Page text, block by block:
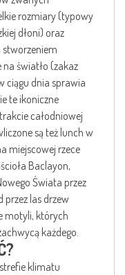
rozmiary (typowy
dłoni) oraz
stworzeniem
na światło (zakaz
ciągu dnia sprawia
te ikoniczne
całodniowej
są też lunch w
miejscowej rzece
Baclayon,
Świata przez
przez las drzew
motyli, których
każdego.
klimatu